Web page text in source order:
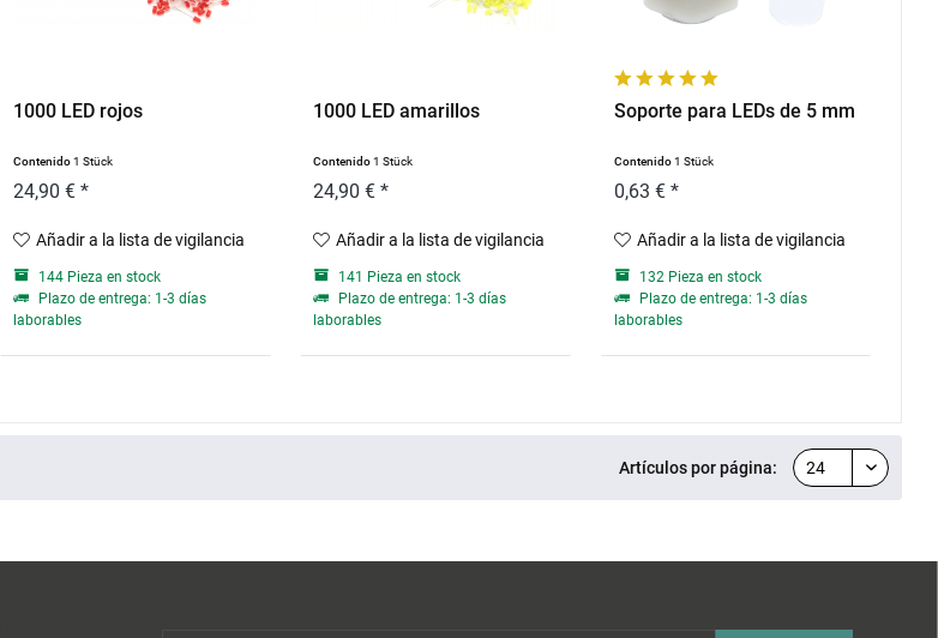
1000 LED rojos
Contenido1 Stück
24,90 € *
Añadir a la lista de vigilancia
144 Pieza en stock
Plazo de entrega: 1-3 días
laborables
1000 LED amarillos
Contenido1 Stück
24,90 € *
Añadir a la lista de vigilancia
141 Pieza en stock
Plazo de entrega: 1-3 días
laborables
Soporte para LEDs de 5 mm
Contenido1 Stück
0,63 € *
Añadir a la lista de vigilancia
132 Pieza en stock
Plazo de entrega: 1-3 días
laborables
Artículos por página: